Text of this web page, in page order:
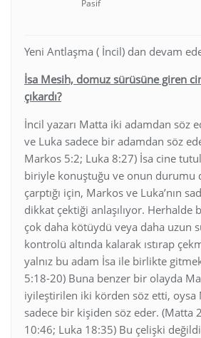
Pasif
Yeni Antlaşma ( İncil) dan devam
İsa Mesih, domuz sürüsüne giren
çıkardı?
İncil yazarı Matta iki adamdan söz
ve Luka sadece bir adamdan söz
Markos 5:2; Luka 8:27) İsa cine
biriyle konuştuğu ve onun durumu
çarptığı için, Markos ve Luka’nın
dikkat çektiği anlaşılıyor. Herhalde
çok daha kötüydü veya daha uzun
kontrolü altında kalarak ıstırap
yalnız bu adam İsa ile birlikte
5:18-20) Buna benzer bir olayda
iyileştirilen iki körden söz etti, oysa
sadece bir kişiden söz eder. (Matta
10:46; Luka 18:35) Bu çelişki